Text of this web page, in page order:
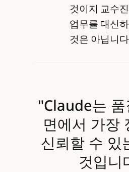
것이지 교수
업무를 대신
것은 아닙니
"Claude는
면에서 가장
신뢰할 수 있
것입니